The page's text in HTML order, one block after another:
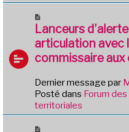
e
m
e
s
s
g
e
o
u
v
e
u
m
e
s
Lanceurs
articulation avec
commissaire
Dernier message par
Posté dans Forum
territoriales